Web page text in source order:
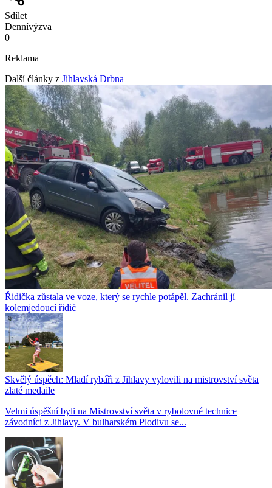
Sdílet
Dennívýzva
0
Reklama
Další články z Jihlavská Drbna
Řidička zůstala ve voze, který se rychle potápěl. Zachránil jí
kolemjedoucí řidič
Skvělý úspěch: Mladí rybáři z Jihlavy vylovili na mistrovství světa
zlaté medaile
Velmi úspěšní byli na Mistrovství světa v rybolovné technice
závodníci z Jihlavy. V bulharském Plodivu se...